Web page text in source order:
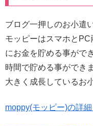
ブログ一押しのお小遣
モッピーはスマホと
にお金を貯める事がで
時間で貯める事ができ
大きく成長しているお
moppy(モッピー)の詳